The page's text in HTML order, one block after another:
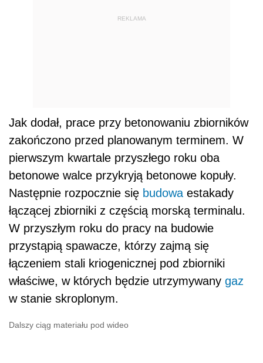
REKLAMA
Jak dodał, prace przy betonowaniu zbiorników
zakończono przed planowanym terminem. W
pierwszym kwartale przyszłego roku oba
betonowe walce przykryją betonowe kopuły.
Następnie rozpocznie się budowa estakady
łączącej zbiorniki z częścią morską terminalu.
W przyszłym roku do pracy na budowie
przystąpią spawacze, którzy zajmą się
łączeniem stali kriogenicznej pod zbiorniki
właściwe, w których będzie utrzymywany gaz
w stanie skroplonym.
Dalszy ciąg materiału pod wideo